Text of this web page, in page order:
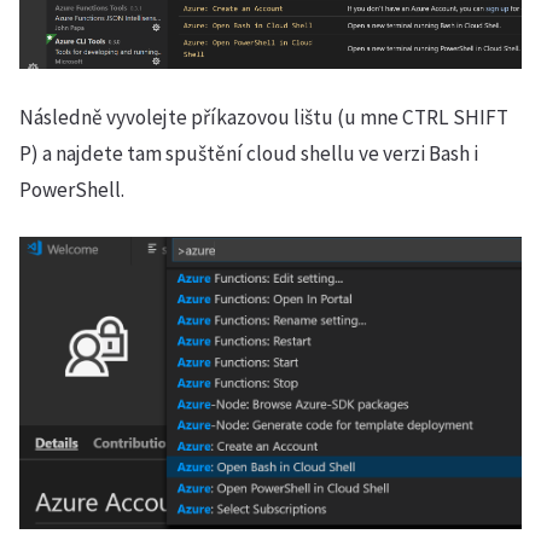
Následně vyvolejte příkazovou lištu (u mne CTRL SHIFT
P) a najdete tam spuštění cloud shellu ve verzi Bash i
PowerShell.